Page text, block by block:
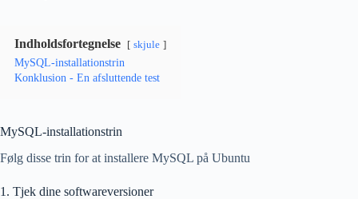
Indholdsfortegnelse skjule
MySQL-installationstrin
Konklusion - En afsluttende test
MySQL-installationstrin
Følg disse trin for at installere MySQL på Ubuntu
1. Tjek dine softwareversioner